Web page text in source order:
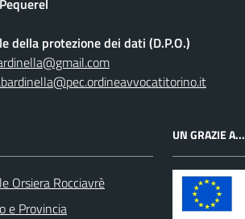
della protezione dei dati (D.P.O.)
Orsiera Rocciavrè
e Provincia
UN GRAZIE A...